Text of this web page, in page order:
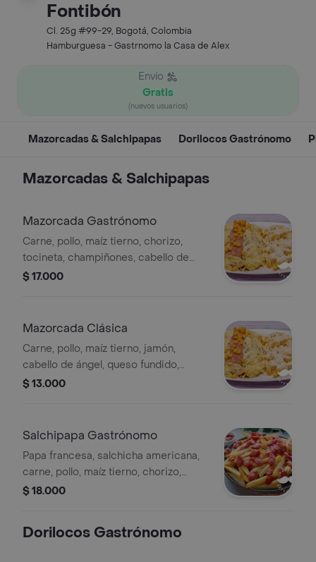
Fontibón
Cl. 25g #99-29, Bogotá, Colombia
Hamburguesa - Gastrnomo la Casa de Alex
Envío
Gratis
(nuevos usuarios)
Mazorcadas & Salchipapas Dorilocos Gastrónomo
Mazorcadas & Salchipapas
Mazorcada Gastrónomo
Carne, pollo, maíz tierno, chorizo,
tocineta, champiñones, cabello de
ángel, queso fundido, salsas de la
$ 17.000
Mazorcada Clásica
Carne, pollo, maíz tierno, jamón,
cabello de ángel, queso fundido,
salsas de la casa.
$ 13.000
Salchipapa Gastrónomo
Papa francesa, salchicha americana,
carne, pollo, maíz tierno, chorizo,
tocineta, champiñones, queso fundido
$ 18.000
Dorilocos Gastrónomo